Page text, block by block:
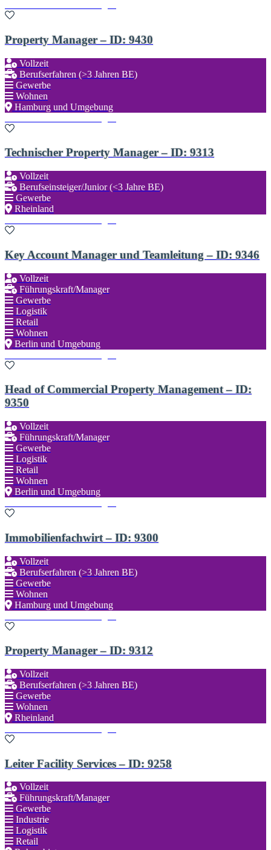
Property Manager – ID: 9430
Vollzeit
Berufserfahren (>3 Jahren BE)
Gewerbe
Wohnen
Hamburg und Umgebung
Technischer Property Manager – ID: 9313
Vollzeit
Berufseinsteiger/Junior (<3 Jahre BE)
Gewerbe
Rheinland
Key Account Manager und Teamleitung – ID: 9346
Vollzeit
Führungskraft/Manager
Gewerbe
Logistik
Retail
Wohnen
Berlin und Umgebung
Head of Commercial Property Management – ID:
9350
Vollzeit
Führungskraft/Manager
Gewerbe
Logistik
Retail
Wohnen
Berlin und Umgebung
Immobilienfachwirt – ID: 9300
Vollzeit
Berufserfahren (>3 Jahren BE)
Gewerbe
Wohnen
Hamburg und Umgebung
Property Manager – ID: 9312
Vollzeit
Berufserfahren (>3 Jahren BE)
Gewerbe
Wohnen
Rheinland
Leiter Facility Services – ID: 9258
Vollzeit
Führungskraft/Manager
Gewerbe
Industrie
Logistik
Retail